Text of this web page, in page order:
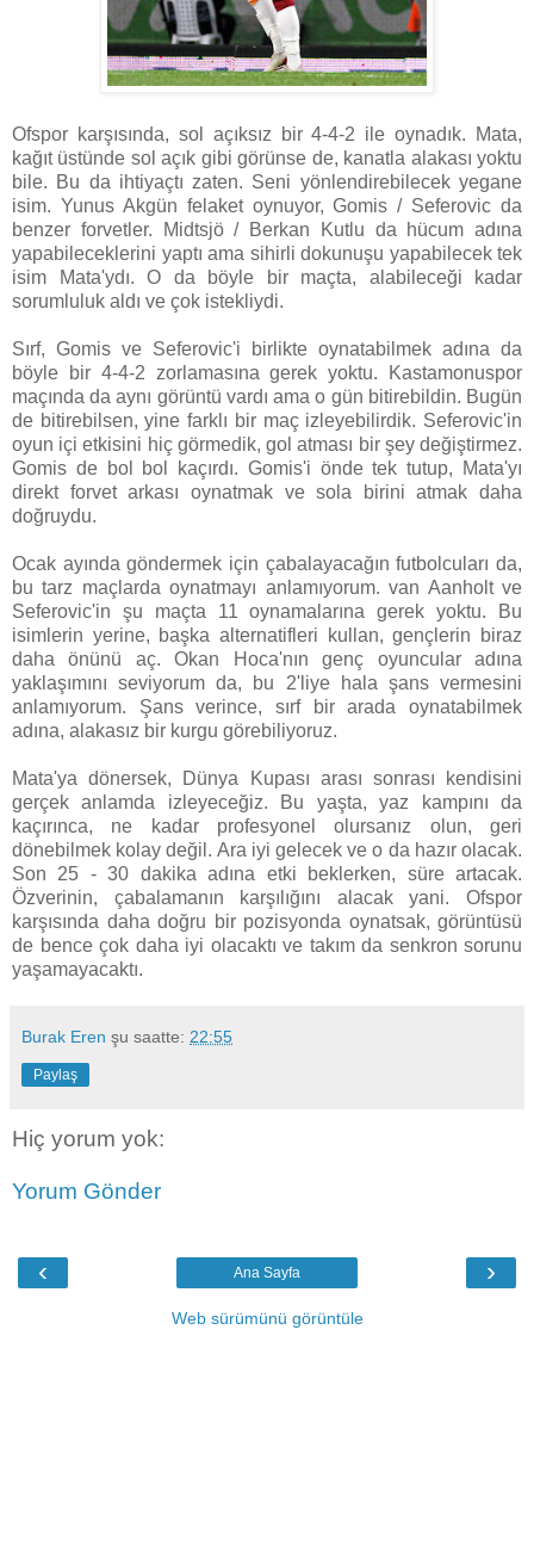
Ofspor karşısında, sol açıksız bir 4-4-2 ile oynadık. Mata,
kağıt üstünde sol açık gibi görünse de, kanatla alakası yoktu
bile. Bu da ihtiyaçtı zaten. Seni yönlendirebilecek yegane
isim. Yunus Akgün felaket oynuyor, Gomis / Seferovic da
benzer forvetler. Midtsjö / Berkan Kutlu da hücum adına
yapabileceklerini yaptı ama sihirli dokunuşu yapabilecek tek
isim Mata'ydı. O da böyle bir maçta, alabileceği kadar
sorumluluk aldı ve çok istekliydi.
Sırf, Gomis ve Seferovic'i birlikte oynatabilmek adına da
böyle bir 4-4-2 zorlamasına gerek yoktu. Kastamonuspor
maçında da aynı görüntü vardı ama o gün bitirebildin. Bugün
de bitirebilsen, yine farklı bir maç izleyebilirdik. Seferovic'in
oyun içi etkisini hiç görmedik, gol atması bir şey değiştirmez.
Gomis de bol bol kaçırdı. Gomis'i önde tek tutup, Mata'yı
direkt forvet arkası oynatmak ve sola birini atmak daha
doğruydu.
Ocak ayında göndermek için çabalayacağın futbolcuları da,
bu tarz maçlarda oynatmayı anlamıyorum. van Aanholt ve
Seferovic'in şu maçta 11 oynamalarına gerek yoktu. Bu
isimlerin yerine, başka alternatifleri kullan, gençlerin biraz
daha önünü aç. Okan Hoca'nın genç oyuncular adına
yaklaşımını seviyorum da, bu 2'liye hala şans vermesini
anlamıyorum. Şans verince, sırf bir arada oynatabilmek
adına, alakasız bir kurgu görebiliyoruz.
Mata'ya dönersek, Dünya Kupası arası sonrası kendisini
gerçek anlamda izleyeceğiz. Bu yaşta, yaz kampını da
kaçırınca, ne kadar profesyonel olursanız olun, geri
dönebilmek kolay değil. Ara iyi gelecek ve o da hazır olacak.
Son 25 - 30 dakika adına etki beklerken, süre artacak.
Özverinin, çabalamanın karşılığını alacak yani. Ofspor
karşısında daha doğru bir pozisyonda oynatsak, görüntüsü
de bence çok daha iyi olacaktı ve takım da senkron sorunu
yaşamayacaktı.
Burak Eren şu saatte: 22:55
Paylaş
Hiç yorum yok:
Yorum Gönder
‹ ›
Ana Sayfa
Web sürümünü görüntüle